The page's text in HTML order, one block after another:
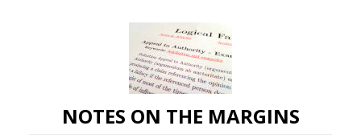
NOTES ON THE MARGINS